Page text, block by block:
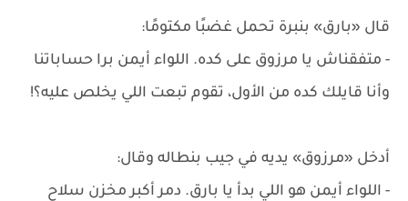
قال «بارق» بنبرة تحمل غضبًا مكتومًا:
- متفقناش يا مرزوق على كده. اللواء أيمن برا حساباتنا
وأنا قايلك كده من الأول، تقوم تبعت اللي يخلص عليه؟!
أدخل «مرزوق» يديه في جيب بنطاله وقال:
- اللواء أيمن هو اللي بدأ يا بارق. دمر أكبر مخزن سلاح